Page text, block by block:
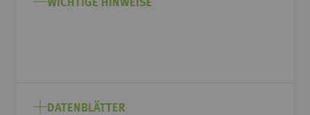
WICHTIGE HINWEISE
DATENBLÄTTER